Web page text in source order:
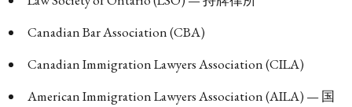
Canadian Bar Association (CBA)
Canadian Immigration Lawyers Association (CILA)
American Immigration Lawyers Association (AILA) — 国